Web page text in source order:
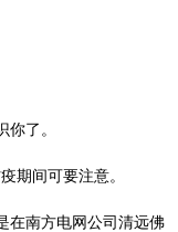
了。
期间可要注意。
在南方电网公司清远佛